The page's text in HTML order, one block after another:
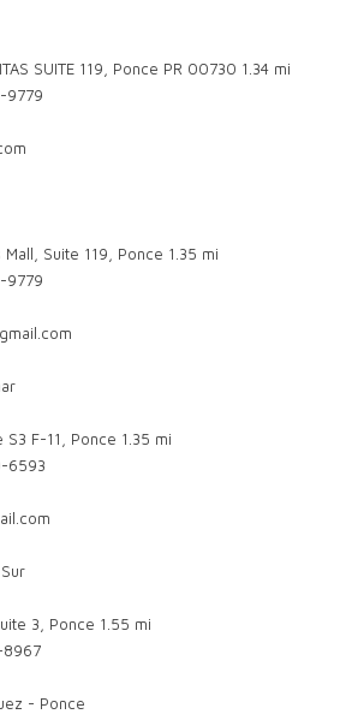
SUITE 119, Ponce PR 00730 1.34 mi
9779
Mall, Suite 119, Ponce 1.35 mi
9779
S3 F-11, Ponce 1.35 mi
6593
3, Ponce 1.55 mi
8967
- Ponce